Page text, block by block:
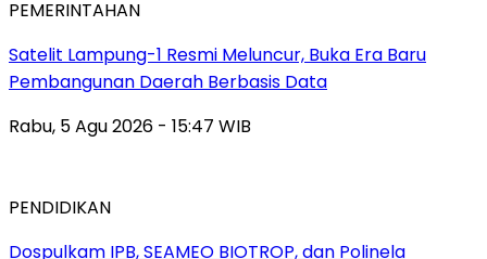
PEMERINTAHAN
Satelit Lampung-1 Resmi Meluncur, Buka Era Baru
Pembangunan Daerah Berbasis Data
Rabu, 5 Agu 2026 - 15:47 WIB
PENDIDIKAN
Dospulkam IPB, SEAMEO BIOTROP, dan Polinela